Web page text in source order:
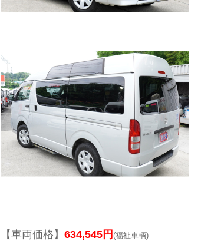
【車両価格】 634,545円 (福祉車輌)